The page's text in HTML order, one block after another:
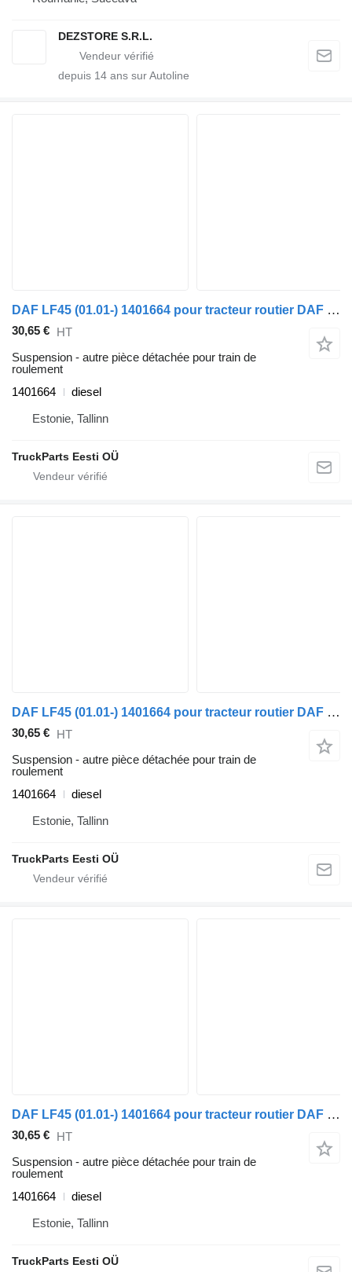
DEZSTORE S.R.L.
depuis 14 ans sur Autoline
DAF LF45 (01.01-) 1401664 pour tracteur routier DAF LF45, LF55, LF180, CF65, CF75, CF85 (2001-)
30,65 € HT
Suspension - autre pièce détachée pour train de
roulement
1401664
diesel
Estonie, Tallinn
TruckParts Eesti OÜ
DAF LF45 (01.01-) 1401664 pour tracteur routier DAF LF45, LF55, LF180, CF65, CF75, CF85 (2001-)
30,65 € HT
Suspension - autre pièce détachée pour train de
roulement
1401664
diesel
Estonie, Tallinn
TruckParts Eesti OÜ
DAF LF45 (01.01-) 1401664 pour tracteur routier DAF LF45, LF55, LF180, CF65, CF75, CF85 (2001-)
30,65 € HT
Suspension - autre pièce détachée pour train de
roulement
1401664
diesel
Estonie, Tallinn
TruckParts Eesti OÜ